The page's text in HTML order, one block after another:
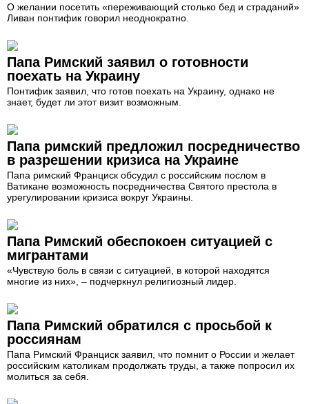
О желании посетить «переживающий столько бед и страданий»
Ливан понтифик говорил неоднократно.
Папа Римский заявил о готовности
поехать на Украину
Понтифик заявил, что готов поехать на Украину, однако не
знает, будет ли этот визит возможным.
Папа римский предложил посредничество
в разрешении кризиса на Украине
Папа римский Франциск обсудил с российским послом в
Ватикане возможность посредничества Святого престола в
урегулировании кризиса вокруг Украины.
Папа Римский обеспокоен ситуацией с
мигрантами
«Чувствую боль в связи с ситуацией, в которой находятся
многие из них», – подчеркнул религиозный лидер.
Папа Римский обратился с просьбой к
россиянам
Папа Римский Франциск заявил, что помнит о России и желает
российским католикам продолжать труды, а также попросил их
молиться за себя.